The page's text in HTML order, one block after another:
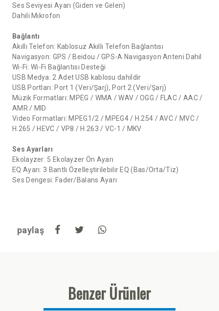
Ses Seviyesi Ayarı (Giden ve Gelen)
Dahili Mikrofon
Bağlantı
Akıllı Telefon: Kablosuz Akıllı Telefon Bağlantısı
Navigasyon: GPS / Beidou / GPS-A Navigasyon Anteni Dahil
Wi-Fi: Wi-Fi Bağlantısı Desteği
USB Medya: 2 Adet USB kablosu dahildir
USB Portları: Port 1 (Veri/Şarj), Port 2 (Veri/Şarj)
Müzik Formatları: MPEG / WMA / WAV / OGG / FLAC / AAC /
AMR / MID
Video Formatları: MPEG1/2 / MPEG4 / H.254 / AVC / MVC /
H.265 / HEVC / VP8 / H.263 / VC-1 / MKV
Ses Ayarları
Ekolayzer: 5 Ekolayzer Ön Ayarı
EQ Ayarı: 3 Bantlı Özelleştirilebilir EQ (Bas/Orta/Tiz)
Ses Dengesi: Fader/Balans Ayarı
paylaş
Benzer Ürünler